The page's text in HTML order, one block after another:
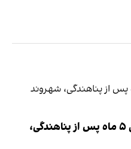
دو فوتبالیست زن ایرانی ۵ ماه پس از پناهندگی،